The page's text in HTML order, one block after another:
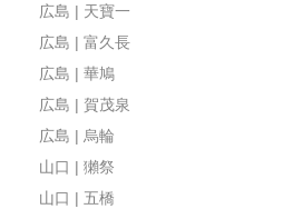
広島 | 天寶一
広島 | 富久長
広島 | 華鳩
広島 | 賀茂泉
広島 | 烏輪
山口 | 獺祭
山口 | 五橋